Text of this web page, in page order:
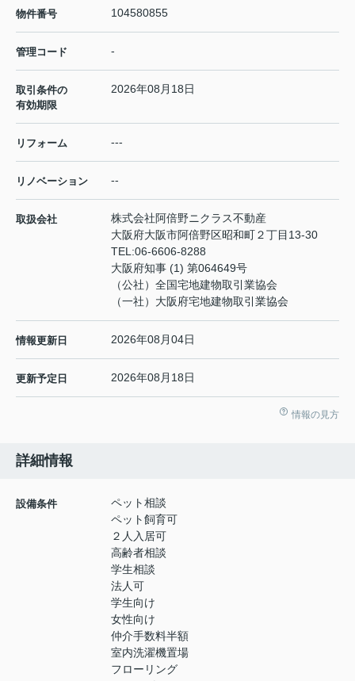
物件番号 104580855
管理コード -
取引条件の
有効期限
2026年08月18日
リフォーム ---
リノベーション --
取扱会社
株式会社阿倍野ニクラス不動産
大阪府大阪市阿倍野区昭和町２丁目13-30
TEL:06-6606-8288
大阪府知事 (1) 第064649号
（公社）全国宅地建物取引業協会
（一社）大阪府宅地建物取引業協会
情報更新日 2026年08月04日
更新予定日 2026年08月18日
情報の見方
詳細情報
設備条件
ペット相談
ペット飼育可
２人入居可
高齢者相談
学生相談
法人可
学生向け
女性向け
仲介手数料半額
室内洗濯機置場
フローリング